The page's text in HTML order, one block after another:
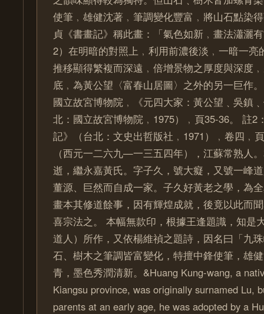
使筆﹐雄健沈著﹐筆調變化豐富﹐將山石點染
貞《書畫記》稱此畫：「氣色如新﹐畫法瀟灑
2）在明暗的對照上﹐利用前濃後淡﹐一暗一亮
推移顯得繁複而深遠﹐倍增景物之厚度與深度
底﹐為黃公望〈富春山居圖〉之外的另一巨作
國立故宮博物院﹐《元四大家：黃公望﹑吳鎮
北：國立故宮博物院﹐1975）﹐頁35-36。 註2
記》（台北：文史出哲版社﹐1971）﹐卷四﹐
（西元一二六九—一三五四年），江蘇常熟人
逝，繼永嘉黃氏。字子久，號大癡，又號一峰
董源、巨然而自成一家。子久好黃老之學，為
畫本其修道餘事，因有輝煌成就，後竟以此而
喜宗法之。 本幅無款印，根據王逢題識，知是
道人）所作，又依楊維禎之題詩，因名曰「九
石、樹木之筆調皆富變化，特擅中鋒使筆，雄
青，墨色秀潤清新。&Huang Kung-wang, a
Kiangsu province, was originally surnamed Lu,
parents at an early age, he was adopted by a